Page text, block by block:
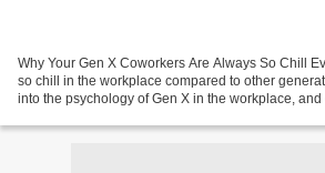
Why Your Gen X Coworkers Are Always So Chill
so chill in the workplace compared to other
into the psychology of Gen X in the workplace, and